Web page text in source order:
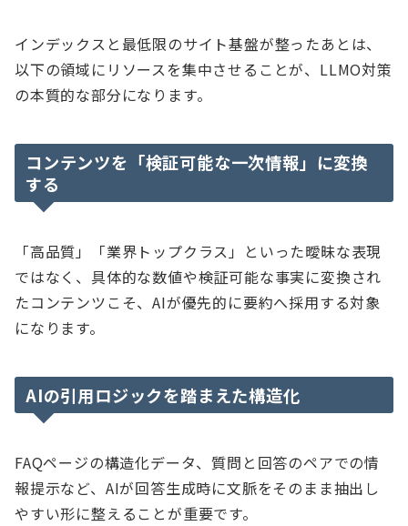
インデックスと最低限のサイト基盤が整ったあとは、
以下の領域にリソースを集中させることが、LLMO対策
の本質的な部分になります。
コンテンツを「検証可能な一次情報」に変換
する
「高品質」「業界トップクラス」といった曖昧な表現
ではなく、具体的な数値や検証可能な事実に変換され
たコンテンツこそ、AIが優先的に要約へ採用する対象
になります。
AIの引用ロジックを踏まえた構造化
FAQページの構造化データ、質問と回答のペアでの情
報提示など、AIが回答生成時に文脈をそのまま抽出し
やすい形に整えることが重要です。